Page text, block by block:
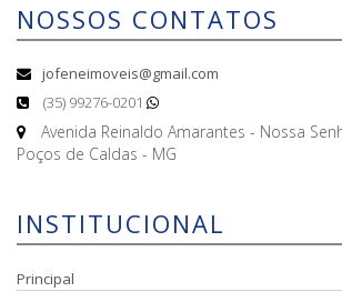
NOSSOS CONTATOS
jofeneimoveis@gmail.com
(35) 99276-0201
Avenida Reinaldo Amarantes - Nossa
Poços de Caldas - MG
INSTITUCIONAL
Principal